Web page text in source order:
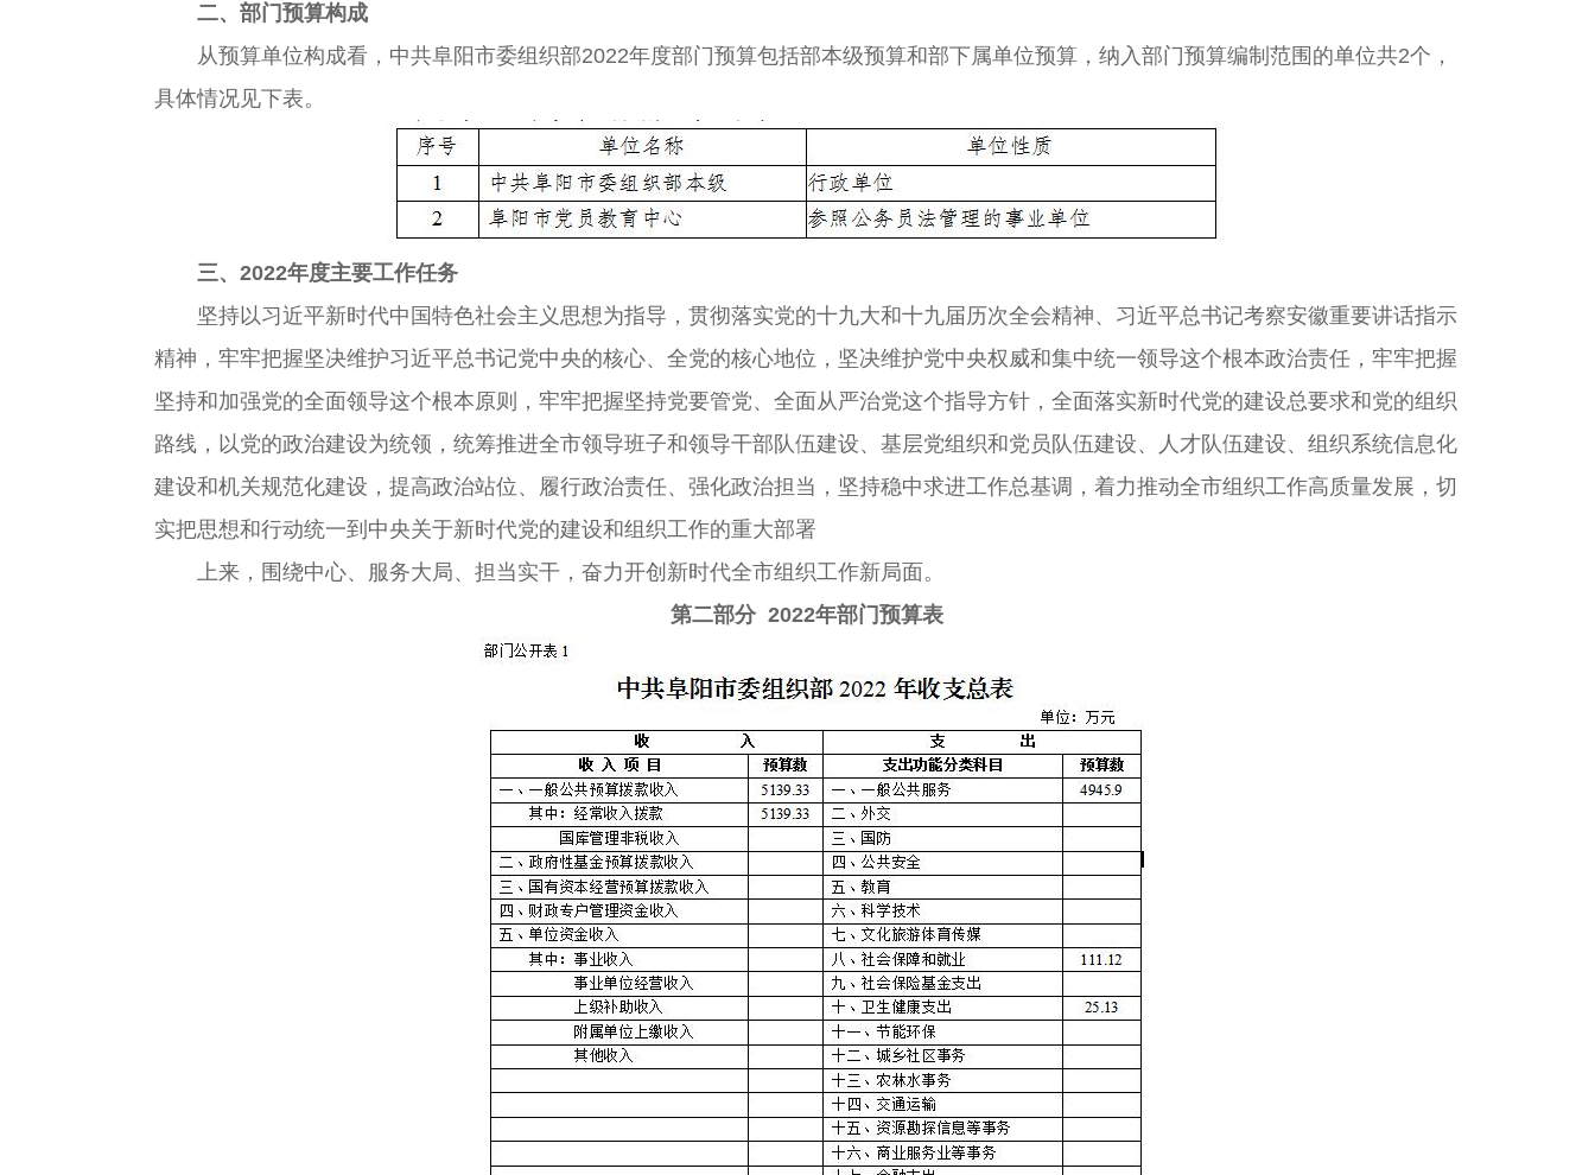
二、部门预算构成
从预算单位构成看，中共阜阳市委组织部2022年度部门预算包括部本级预算和部下属单位预算，纳入部门预算编制范围的单位共2个，
具体情况见下表。
三、2022年度主要工作任务
坚持以习近平新时代中国特色社会主义思想为指导，贯彻落实党的十九大和十九届历次全会精神、习近平总书记考察安徽重要讲话指示
精神，牢牢把握坚决维护习近平总书记党中央的核心、全党的核心地位，坚决维护党中央权威和集中统一领导这个根本政治责任，牢牢把握
坚持和加强党的全面领导这个根本原则，牢牢把握坚持党要管党、全面从严治党这个指导方针，全面落实新时代党的建设总要求和党的组织
路线，以党的政治建设为统领，统筹推进全市领导班子和领导干部队伍建设、基层党组织和党员队伍建设、人才队伍建设、组织系统信息化
建设和机关规范化建设，提高政治站位、履行政治责任、强化政治担当，坚持稳中求进工作总基调，着力推动全市组织工作高质量发展，切
实把思想和行动统一到中央关于新时代党的建设和组织工作的重大部署
上来，围绕中心、服务大局、担当实干，奋力开创新时代全市组织工作新局面。
第二部分 2022年部门预算表